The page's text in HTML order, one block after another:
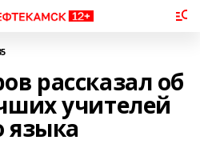
рассказал об
учителей
языка